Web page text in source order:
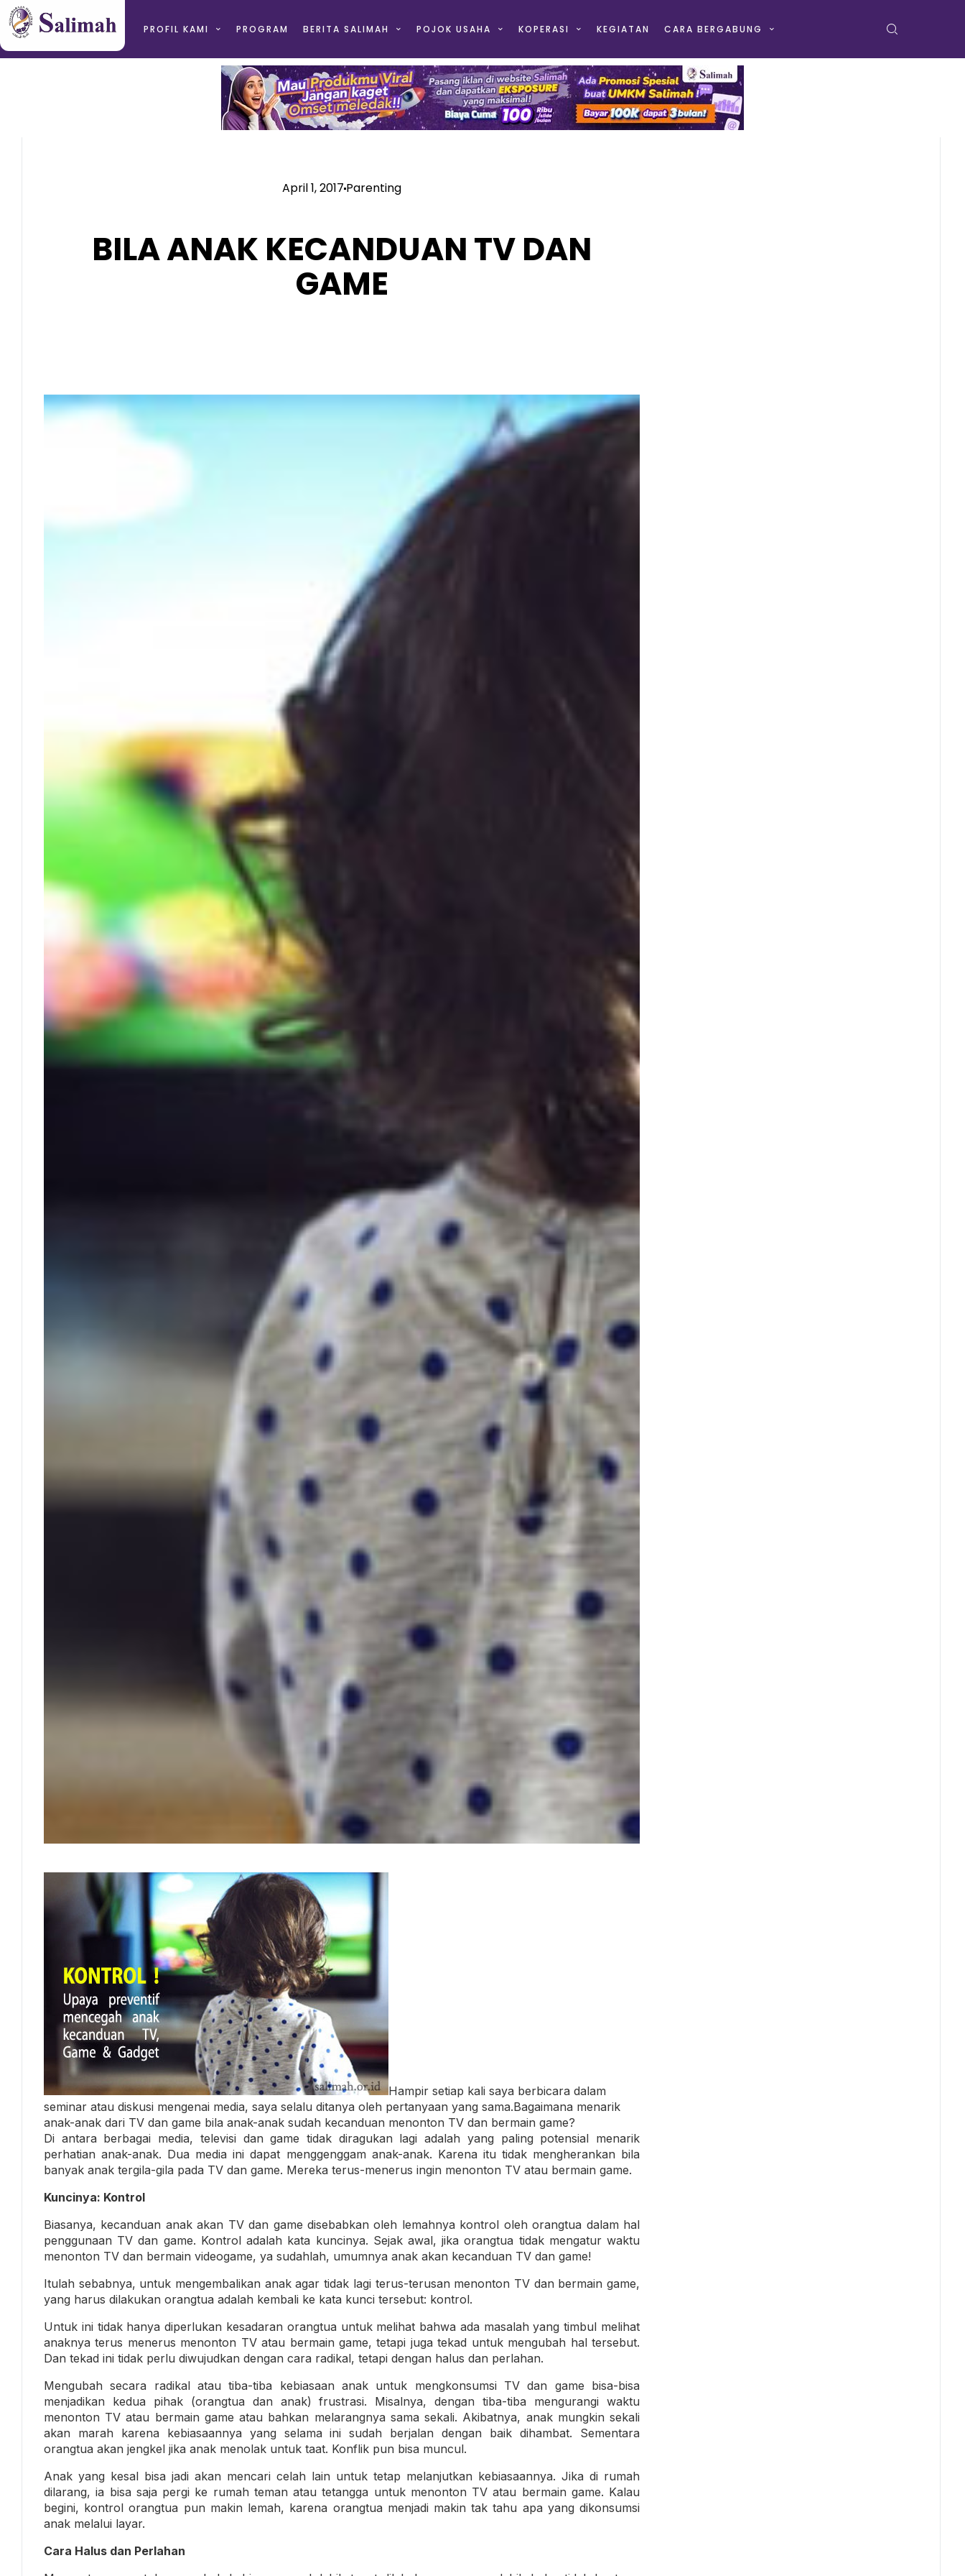
PROFIL KAMI PROGRAM BERITA SALIMAH POJOK USAHA KOPERASI KEGIATAN CARA BERGABUNG
April 1, 2017 Parenting
BILA ANAK KECANDUAN TV DAN
GAME
Hampir setiap kali saya berbicara dalam
seminar atau diskusi mengenai media, saya selalu ditanya oleh pertanyaan yang sama.Bagaimana menarik
anak-anak dari TV dan game bila anak-anak sudah kecanduan menonton TV dan bermain game?
Di antara berbagai media, televisi dan game tidak diragukan lagi adalah yang paling potensial menarik
perhatian anak-anak. Dua media ini dapat menggenggam anak-anak. Karena itu tidak mengherankan bila
banyak anak tergila-gila pada TV dan game. Mereka terus-menerus ingin menonton TV atau bermain game.
Kuncinya: Kontrol
Biasanya, kecanduan anak akan TV dan game disebabkan oleh lemahnya kontrol oleh orangtua dalam hal
penggunaan TV dan game. Kontrol adalah kata kuncinya. Sejak awal, jika orangtua tidak mengatur waktu
menonton TV dan bermain videogame, ya sudahlah, umumnya anak akan kecanduan TV dan game!
Itulah sebabnya, untuk mengembalikan anak agar tidak lagi terus-terusan menonton TV dan bermain game,
yang harus dilakukan orangtua adalah kembali ke kata kunci tersebut: kontrol.
Untuk ini tidak hanya diperlukan kesadaran orangtua untuk melihat bahwa ada masalah yang timbul melihat
anaknya terus menerus menonton TV atau bermain game, tetapi juga tekad untuk mengubah hal tersebut.
Dan tekad ini tidak perlu diwujudkan dengan cara radikal, tetapi dengan halus dan perlahan.
Mengubah secara radikal atau tiba-tiba kebiasaan anak untuk mengkonsumsi TV dan game bisa-bisa
menjadikan kedua pihak (orangtua dan anak) frustrasi. Misalnya, dengan tiba-tiba mengurangi waktu
menonton TV atau bermain game atau bahkan melarangnya sama sekali. Akibatnya, anak mungkin sekali
akan marah karena kebiasaannya yang selama ini sudah berjalan dengan baik dihambat. Sementara
orangtua akan jengkel jika anak menolak untuk taat. Konflik pun bisa muncul.
Anak yang kesal bisa jadi akan mencari celah lain untuk tetap melanjutkan kebiasaannya. Jika di rumah
dilarang, ia bisa saja pergi ke rumah teman atau tetangga untuk menonton TV atau bermain game. Kalau
begini, kontrol orangtua pun makin lemah, karena orangtua menjadi makin tak tahu apa yang dikonsumsi
anak melalui layar.
Cara Halus dan Perlahan